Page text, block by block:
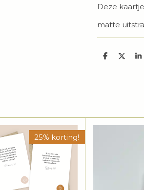
Deze
matte
D
D
S
25% korting!